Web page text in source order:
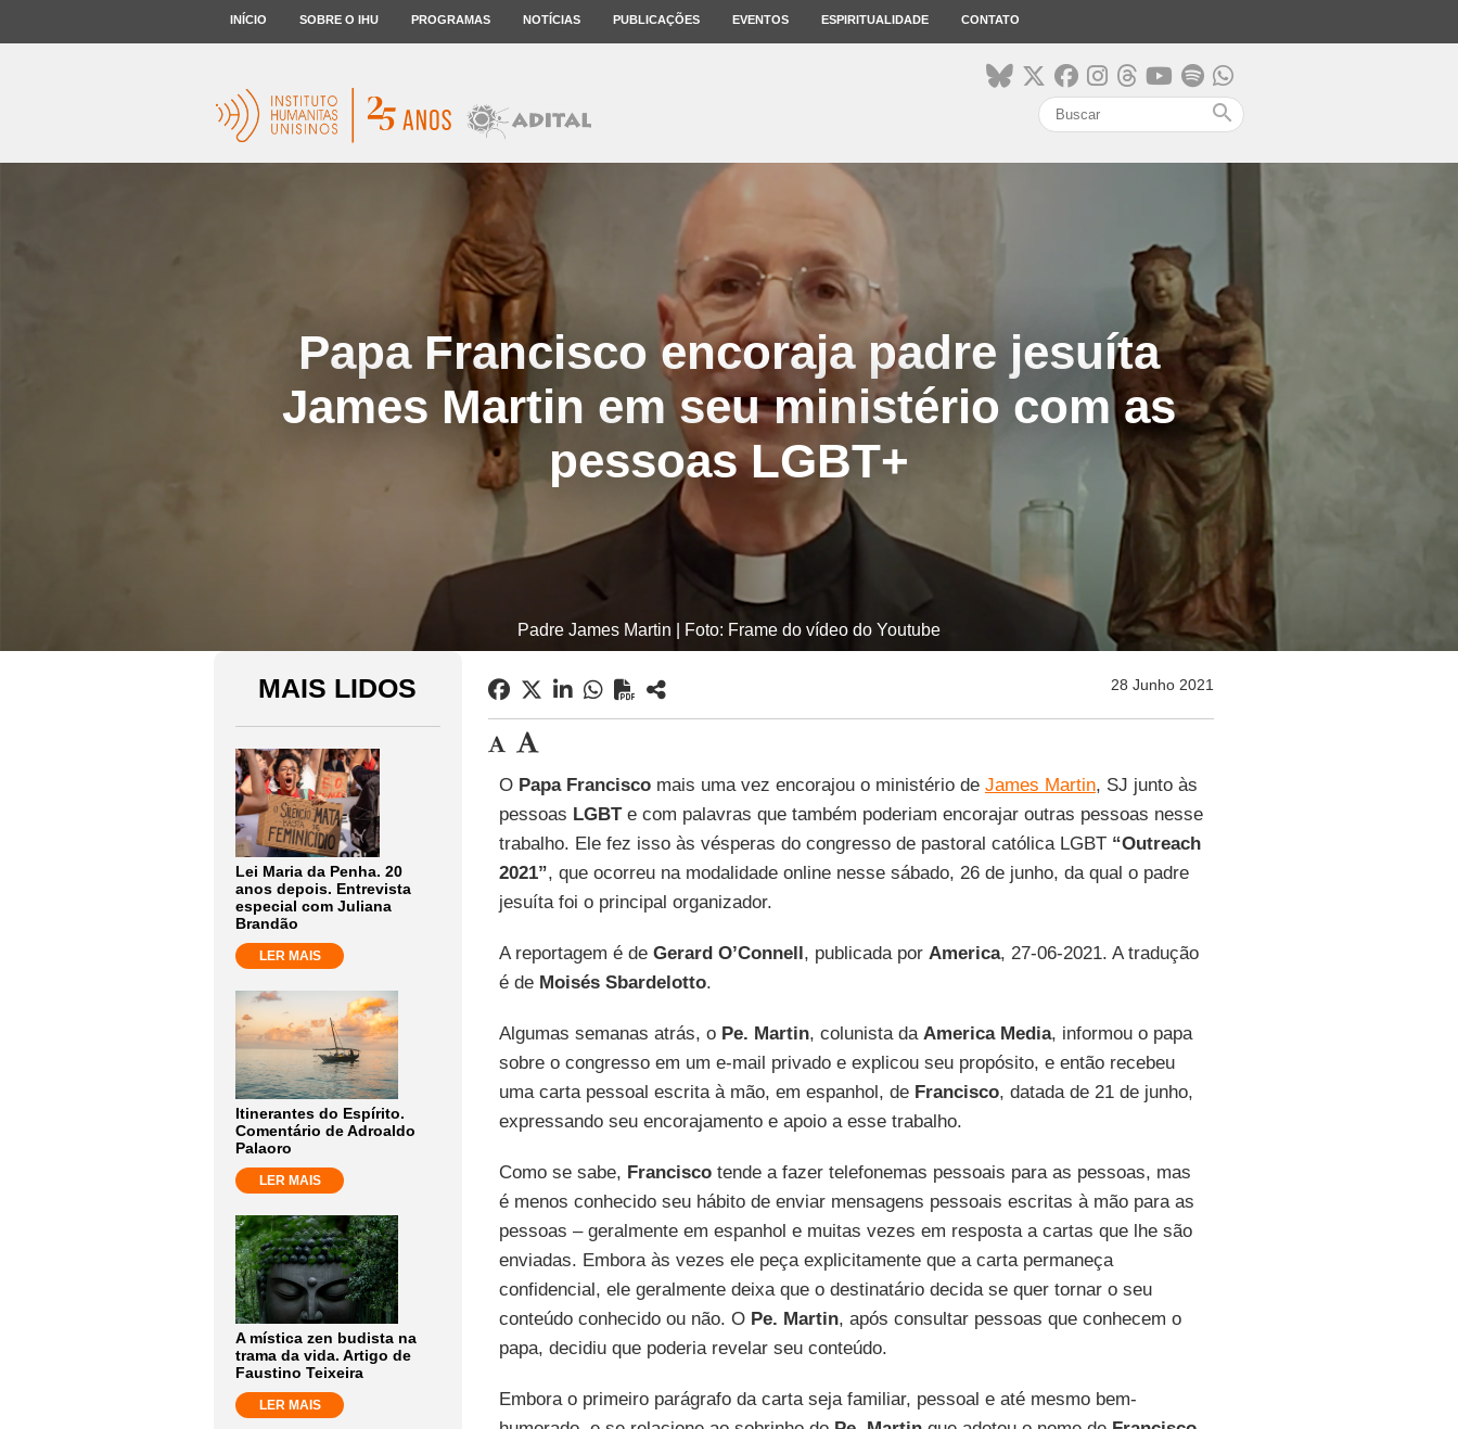
INÍCIO SOBRE O IHU PROGRAMAS NOTÍCIAS PUBLICAÇÕES EVENTOS ESPIRITUALIDADE CONTATO
search
Papa Francisco encoraja padre jesuíta
James Martin em seu ministério com as
pessoas LGBT+
Padre James Martin | Foto: Frame do vídeo do Youtube
MAIS LIDOS
Lei Maria da Penha. 20
anos depois. Entrevista
especial com Juliana
Brandão
LER MAIS
Itinerantes do Espírito.
Comentário de Adroaldo
Palaoro
LER MAIS
A mística zen budista na
trama da vida. Artigo de
Faustino Teixeira
LER MAIS
28 Junho 2021
O Papa Franciscomais uma vez encorajou o ministério de James Martin, SJ junto às
pessoas LGBTe com palavras que também poderiam encorajar outras pessoas nesse
trabalho. Ele fez isso às vésperas do congresso de pastoral católica LGBT “Outreach
2021”, que ocorreu na modalidade online nesse sábado, 26 de junho, da qual o padre
jesuíta foi o principal organizador.
A reportagem é de Gerard O’Connell, publicada por America, 27-06-2021. A tradução
é de Moisés Sbardelotto.
Algumas semanas atrás, o Pe. Martin, colunista da America Media, informou o papa
sobre o congresso em um e-mail privado e explicou seu propósito, e então recebeu
uma carta pessoal escrita à mão, em espanhol, de Francisco, datada de 21 de junho,
expressando seu encorajamento e apoio a esse trabalho.
Como se sabe, Franciscotende a fazer telefonemas pessoais para as pessoas, mas
é menos conhecido seu hábito de enviar mensagens pessoais escritas à mão para as
pessoas – geralmente em espanhol e muitas vezes em resposta a cartas que lhe são
enviadas. Embora às vezes ele peça explicitamente que a carta permaneça
confidencial, ele geralmente deixa que o destinatário decida se quer tornar o seu
conteúdo conhecido ou não. O Pe. Martin, após consultar pessoas que conhecem o
papa, decidiu que poderia revelar seu conteúdo.
Embora o primeiro parágrafo da carta seja familiar, pessoal e até mesmo bem-